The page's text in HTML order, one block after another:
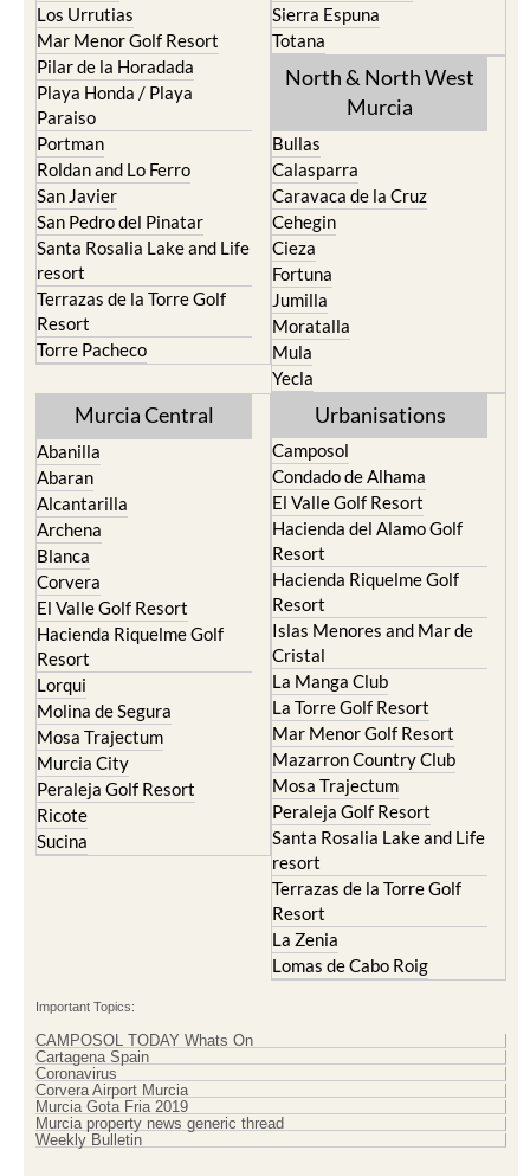
Los Urrutias
Mar Menor Golf Resort
Pilar de la Horadada
Playa Honda / Playa
Paraiso
Portman
Roldan and Lo Ferro
San Javier
San Pedro del Pinatar
Santa Rosalia Lake and Life
resort
Terrazas de la Torre Golf
Resort
Torre Pacheco
Sierra Espuna
Totana
North & North West
Murcia
Bullas
Calasparra
Caravaca de la Cruz
Cehegin
Cieza
Fortuna
Jumilla
Moratalla
Mula
Yecla
Murcia Central
Abanilla
Abaran
Alcantarilla
Archena
Blanca
Corvera
El Valle Golf Resort
Hacienda Riquelme Golf
Resort
Lorqui
Molina de Segura
Mosa Trajectum
Murcia City
Peraleja Golf Resort
Ricote
Sucina
Urbanisations
Camposol
Condado de Alhama
El Valle Golf Resort
Hacienda del Alamo Golf
Resort
Hacienda Riquelme Golf
Resort
Islas Menores and Mar de
Cristal
La Manga Club
La Torre Golf Resort
Mar Menor Golf Resort
Mazarron Country Club
Mosa Trajectum
Peraleja Golf Resort
Santa Rosalia Lake and Life
resort
Terrazas de la Torre Golf
Resort
La Zenia
Lomas de Cabo Roig
Important Topics:
CAMPOSOL TODAY Whats On
Cartagena Spain
Coronavirus
Corvera Airport Murcia
Murcia Gota Fria 2019
Murcia property news generic thread
Weekly Bulletin